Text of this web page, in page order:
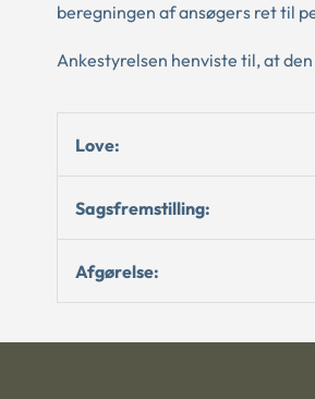
beregningen af ansøgers ret til
Ankestyrelsen henviste til, at
Love:
Sagsfremstilling:
Afgørelse: